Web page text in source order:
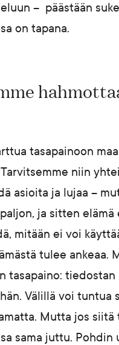
– päästään
on tapana.
tasapainoon
niin
asioita ja lujaa –
ja sitten
mitään ei voi
tulee ankeaa.
tasapaino:
Välillä voi tuntua
Mutta jos
sama juttu.